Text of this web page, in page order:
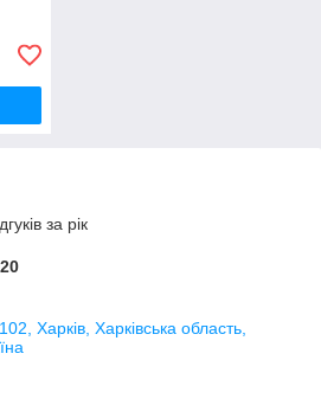
за рік
Харків, Харківська область,